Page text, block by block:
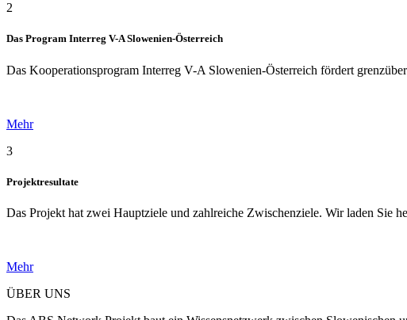
2
Das Program Interreg V-A Slowenien-Österreich
Das Kooperationsprogram Interreg V-A Slowenien-Österreich fördert
Mehr
3
Projektresultate
Das Projekt hat zwei Hauptziele und zahlreiche Zwischenziele. Wir laden Sie
Mehr
ÜBER UNS